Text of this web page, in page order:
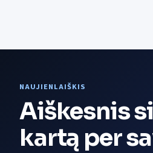
NAUJIENLAIŠKIS
Aiškesnis
kartą per